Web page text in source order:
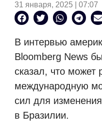
31 января, 2025 | 07:07
В интервью
Bloomberg News
сказал, что может
международную
сил для
в Бразилии.